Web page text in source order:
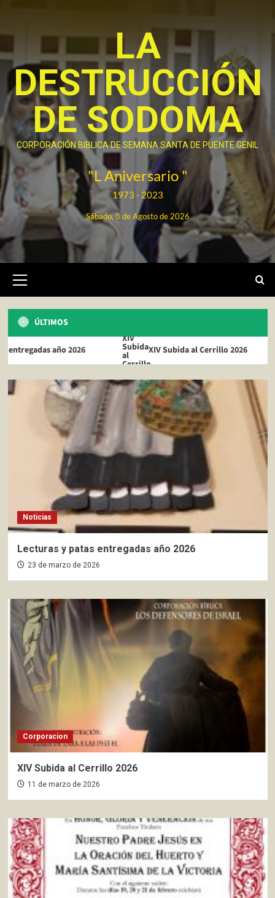
contenido
LA
DESTRUCCIÓN
DE SODOMA
CORPORACIÓN BIBLICA DE SEMANA SANTA DE PUENTE GENIL
"L Aniversario "
1973 - 2023
Sábado, 8 de Agosto de 2026
primario
ÚLTIMOS
año 2026 XIV Subida al Cerrillo 2026
Noticias
Lecturas y patas entregadas año 2026
23 de marzo de 2026
Corporacion
XIV Subida al Cerrillo 2026
11 de marzo de 2026